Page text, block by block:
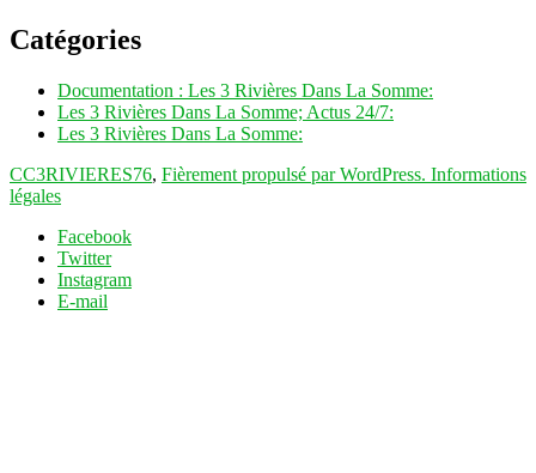
Catégories
Documentation : Les 3 Rivières Dans La Somme:
Les 3 Rivières Dans La Somme; Actus 24/7:
Les 3 Rivières Dans La Somme:
CC3RIVIERES76, Fièrement propulsé par WordPress. Informations
légales
Facebook
Twitter
Instagram
E-mail